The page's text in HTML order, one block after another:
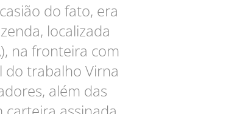
do fato, era
localizada
na fronteira com
do trabalho Virna
além das